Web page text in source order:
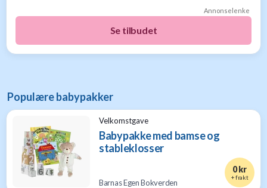
Annonselenke
Se tilbudet
Populære babypakker
Velkomstgave
Babypakke med bamse og
stableklosser
Barnas Egen Bokverden
0 kr
+ frakt